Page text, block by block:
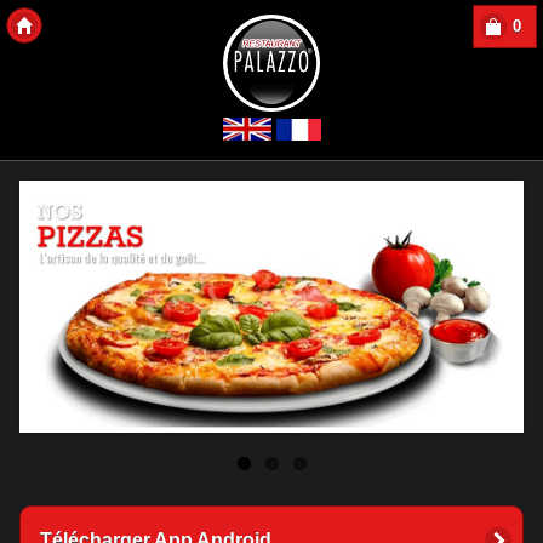
0
Copyright 2013 Des-Click Com